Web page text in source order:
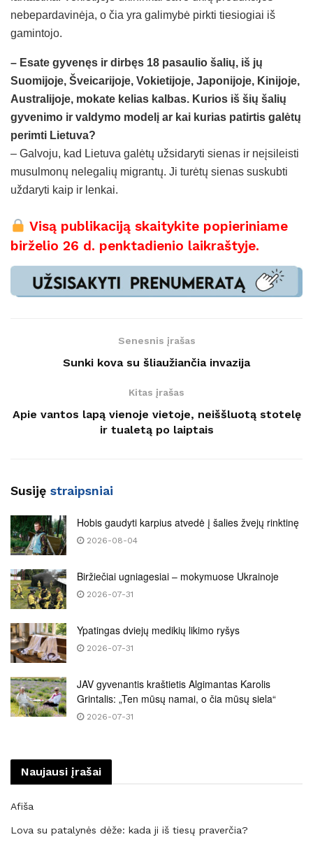
nebepardavinėja, o čia yra galimybė pirkti tiesiogiai iš
gamintojo.
– Esate gyvenęs ir dirbęs 18 pasaulio šalių, iš jų
Suomijoje, Šveicarijoje, Vokietijoje, Japonijoje, Kinijoje,
Australijoje, mokate kelias kalbas. Kurios iš šių šalių
gyvenimo ir valdymo modelį ar kai kurias patirtis galėtų
perimti Lietuva?
– Galvoju, kad Lietuva galėtų užsidaryti sienas ir neįsileisti
musulmonų nelegalių migrantų. Ji turėtų sienas suskubti
uždaryti kaip ir lenkai.
Visą publikaciją skaitykite popieriniame
birželio 26 d. penktadienio laikraštyje.
Senesnis įrašas
Sunki kova su šliaužiančia invazija
Kitas įrašas
Apie vantos lapą vienoje vietoje, neiššluotą stotelę
ir tualetą po laiptais
Susiję straipsniai
Hobis gaudyti karpius atvedė į šalies žvejų rinktinę
2026-08-04
Biržiečiai ugniagesiai – mokymuose Ukrainoje
2026-07-31
Ypatingas dviejų medikių likimo ryšys
2026-07-31
JAV gyvenantis kraštietis Algimantas Karolis
Grintalis: „Ten mūsų namai, o čia mūsų siela“
2026-07-31
Naujausi įrašai
Afiša
Lova su patalynės dėže: kada ji iš tiesų praverčia?